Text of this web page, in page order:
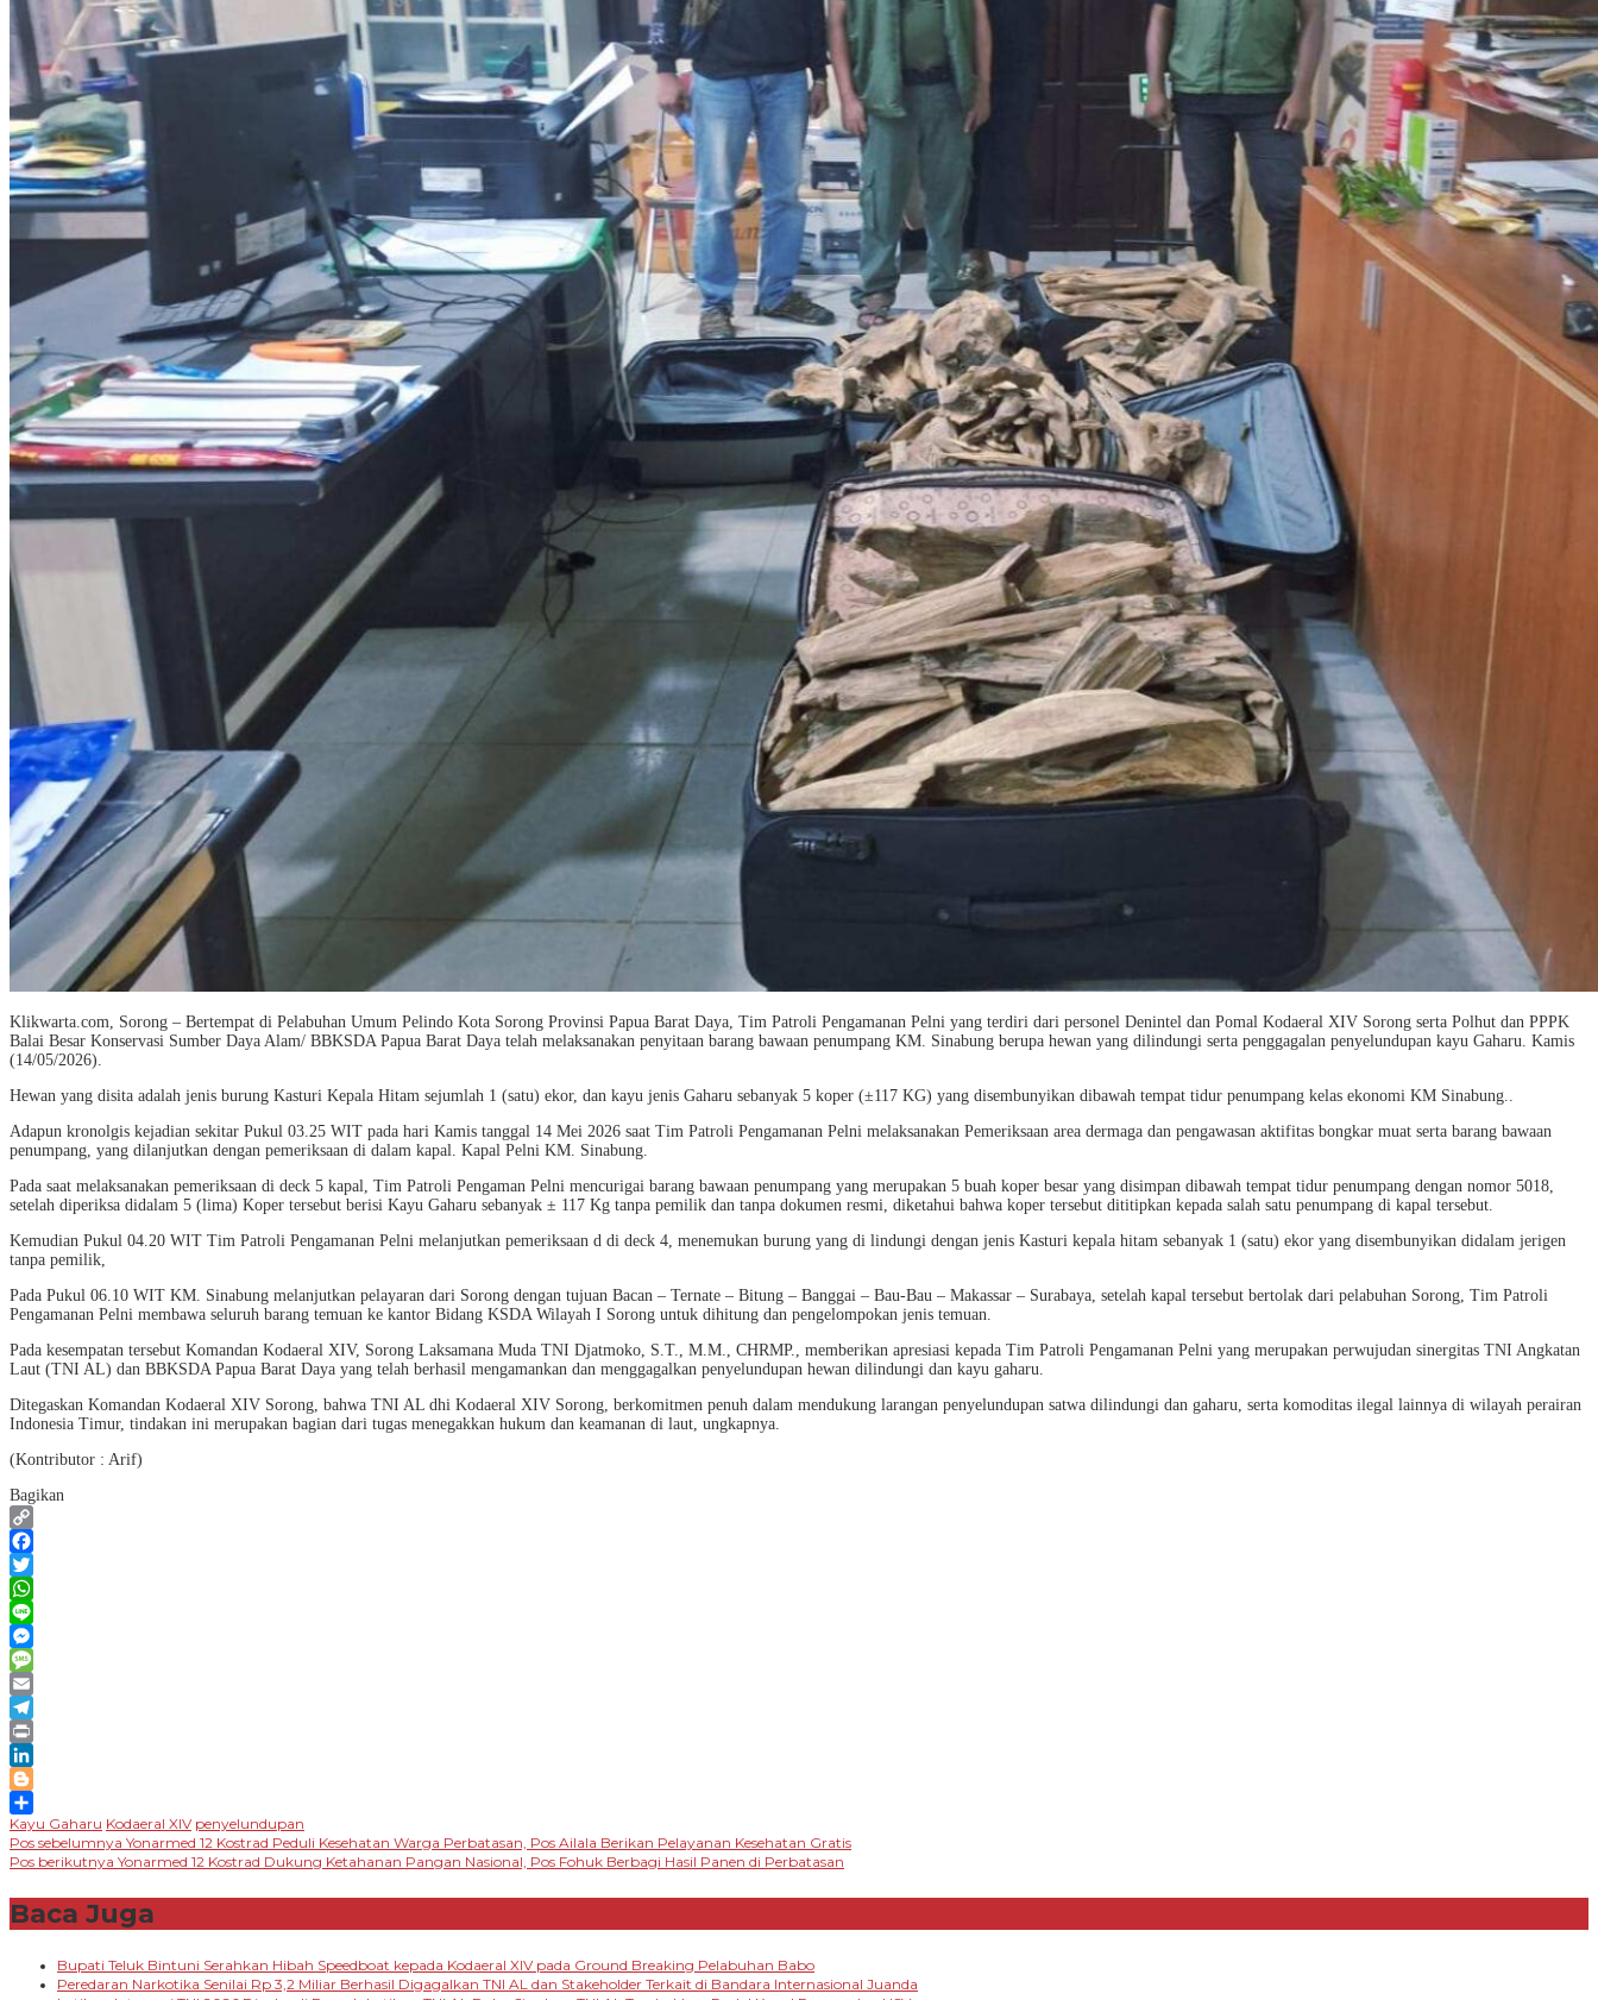
Klikwarta.com, Sorong – Bertempat di Pelabuhan Umum Pelindo Kota Sorong Provinsi Papua Barat Daya, Tim Patroli Pengamanan Pelni yang terdiri dari personel Denintel dan Pomal Kodaeral XIV Sorong serta Polhut dan PPPK
Balai Besar Konservasi Sumber Daya Alam/ BBKSDA Papua Barat Daya telah melaksanakan penyitaan barang bawaan penumpang KM. Sinabung berupa hewan yang dilindungi serta penggagalan penyelundupan kayu Gaharu. Kamis
(14/05/2026).
Hewan yang disita adalah jenis burung Kasturi Kepala Hitam sejumlah 1 (satu) ekor, dan kayu jenis Gaharu sebanyak 5 koper (±117 KG) yang disembunyikan dibawah tempat tidur penumpang kelas ekonomi KM Sinabung..
Adapun kronolgis kejadian sekitar Pukul 03.25 WIT pada hari Kamis tanggal 14 Mei 2026 saat Tim Patroli Pengamanan Pelni melaksanakan Pemeriksaan area dermaga dan pengawasan aktifitas bongkar muat serta barang bawaan
penumpang, yang dilanjutkan dengan pemeriksaan di dalam kapal. Kapal Pelni KM. Sinabung.
Pada saat melaksanakan pemeriksaan di deck 5 kapal, Tim Patroli Pengaman Pelni mencurigai barang bawaan penumpang yang merupakan 5 buah koper besar yang disimpan dibawah tempat tidur penumpang dengan nomor 5018,
setelah diperiksa didalam 5 (lima) Koper tersebut berisi Kayu Gaharu sebanyak ± 117 Kg tanpa pemilik dan tanpa dokumen resmi, diketahui bahwa koper tersebut dititipkan kepada salah satu penumpang di kapal tersebut.
Kemudian Pukul 04.20 WIT Tim Patroli Pengamanan Pelni melanjutkan pemeriksaan d di deck 4, menemukan burung yang di lindungi dengan jenis Kasturi kepala hitam sebanyak 1 (satu) ekor yang disembunyikan didalam jerigen
tanpa pemilik,
Pada Pukul 06.10 WIT KM. Sinabung melanjutkan pelayaran dari Sorong dengan tujuan Bacan – Ternate – Bitung – Banggai – Bau-Bau – Makassar – Surabaya, setelah kapal tersebut bertolak dari pelabuhan Sorong, Tim Patroli
Pengamanan Pelni membawa seluruh barang temuan ke kantor Bidang KSDA Wilayah I Sorong untuk dihitung dan pengelompokan jenis temuan.
Pada kesempatan tersebut Komandan Kodaeral XIV, Sorong Laksamana Muda TNI Djatmoko, S.T., M.M., CHRMP., memberikan apresiasi kepada Tim Patroli Pengamanan Pelni yang merupakan perwujudan sinergitas TNI Angkatan
Laut (TNI AL) dan BBKSDA Papua Barat Daya yang telah berhasil mengamankan dan menggagalkan penyelundupan hewan dilindungi dan kayu gaharu.
Ditegaskan Komandan Kodaeral XIV Sorong, bahwa TNI AL dhi Kodaeral XIV Sorong, berkomitmen penuh dalam mendukung larangan penyelundupan satwa dilindungi dan gaharu, serta komoditas ilegal lainnya di wilayah perairan
Indonesia Timur, tindakan ini merupakan bagian dari tugas menegakkan hukum dan keamanan di laut, ungkapnya.
(Kontributor : Arif)
Bagikan
Copy
Link
Facebook
Twitter
WhatsApp
Line
Messenger
Message
Email
Telegram
Print
LinkedIn
Blogger
Share
Kayu Gaharu Kodaeral XIV penyelundupan
Navigasi
Pos sebelumnya Yonarmed 12 Kostrad Peduli Kesehatan Warga Perbatasan, Pos Ailala Berikan Pelayanan Kesehatan Gratis
Pos berikutnya Yonarmed 12 Kostrad Dukung Ketahanan Pangan Nasional, Pos Fohuk Berbagi Hasil Panen di Perbatasan
Baca Juga
Bupati Teluk Bintuni Serahkan Hibah Speedboat kepada Kodaeral XIV pada Ground Breaking Pelabuhan Babo
Peredaran Narkotika Senilai Rp 3,2 Miliar Berhasil Digagalkan TNI AL dan Stakeholder Terkait di Bandara Internasional Juanda